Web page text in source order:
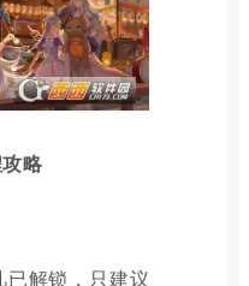
略
解锁，只建议